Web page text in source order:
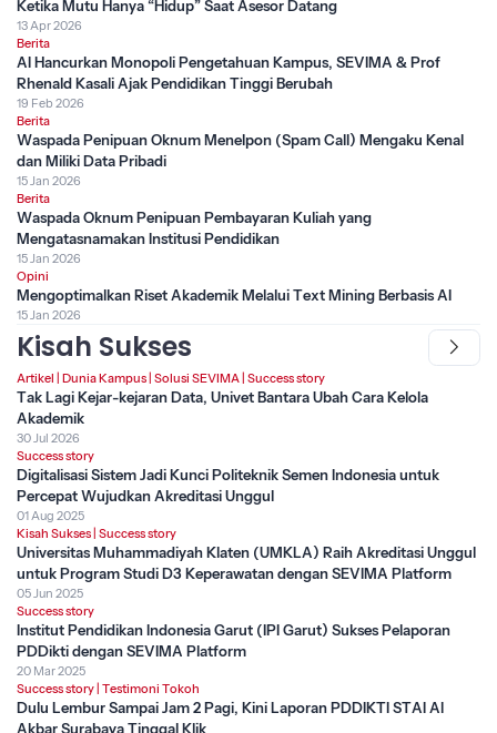
Ketika Mutu Hanya “Hidup” Saat Asesor Datang
13 Apr 2026
Berita
AI Hancurkan Monopoli Pengetahuan Kampus, SEVIMA & Prof
Rhenald Kasali Ajak Pendidikan Tinggi Berubah
19 Feb 2026
Berita
Waspada Penipuan Oknum Menelpon (Spam Call) Mengaku Kenal
dan Miliki Data Pribadi
15 Jan 2026
Berita
Waspada Oknum Penipuan Pembayaran Kuliah yang
Mengatasnamakan Institusi Pendidikan
15 Jan 2026
Opini
Mengoptimalkan Riset Akademik Melalui Text Mining Berbasis AI
15 Jan 2026
Kisah Sukses
Artikel Dunia Kampus Solusi SEVIMA Success story
Tak Lagi Kejar-kejaran Data, Univet Bantara Ubah Cara Kelola
Akademik
30 Jul 2026
Success story
Digitalisasi Sistem Jadi Kunci Politeknik Semen Indonesia untuk
Percepat Wujudkan Akreditasi Unggul
01 Aug 2025
Kisah Sukses Success story
Universitas Muhammadiyah Klaten (UMKLA) Raih Akreditasi Unggul
untuk Program Studi D3 Keperawatan dengan SEVIMA Platform
05 Jun 2025
Success story
Institut Pendidikan Indonesia Garut (IPI Garut) Sukses Pelaporan
PDDikti dengan SEVIMA Platform
20 Mar 2025
Success story Testimoni Tokoh
Dulu Lembur Sampai Jam 2 Pagi, Kini Laporan PDDIKTI STAI Al
Akbar Surabaya Tinggal Klik